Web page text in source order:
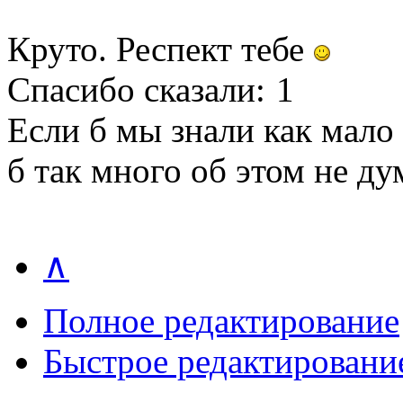
Круто. Респект тебе
Спасибо сказали: 1
Если б мы знали как
б так много об этом не
∧
Полное редактирование
Быстрое